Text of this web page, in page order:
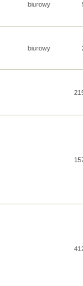
biurowy
biurowy